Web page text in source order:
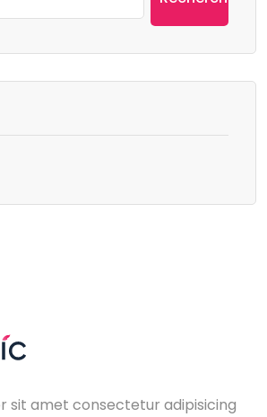
sit amet consectetur adipisicing